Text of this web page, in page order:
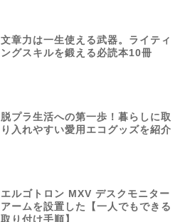
文章力は一生使える武器。ライティ
ングスキルを鍛える必読本10冊
脱プラ生活への第一歩！暮らしに取
り入れやすい愛用エコグッズを紹介
エルゴトロン MXV デスクモニター
アームを設置した【一人でもできる
取り付け手順】